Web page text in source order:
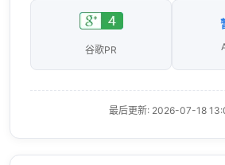
谷歌PR
最后更新: 2026-07-18